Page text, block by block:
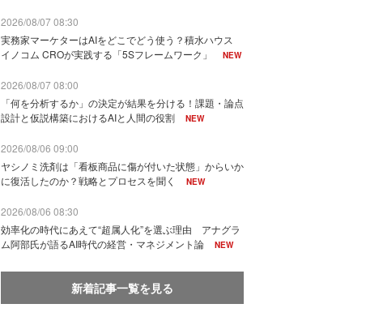
2026/08/07 08:30
実務家マーケターはAIをどこでどう使う？積水ハウス
イノコム CROが実践する「5Sフレームワーク」
NEW
2026/08/07 08:00
「何を分析するか」の決定が結果を分ける！課題・論点
設計と仮説構築におけるAIと人間の役割
NEW
2026/08/06 09:00
ヤシノミ洗剤は「看板商品に傷が付いた状態」からいか
に復活したのか？戦略とプロセスを聞く
NEW
2026/08/06 08:30
効率化の時代にあえて“超属人化”を選ぶ理由 アナグラ
ム阿部氏が語るAI時代の経営・マネジメント論
NEW
新着記事一覧を見る